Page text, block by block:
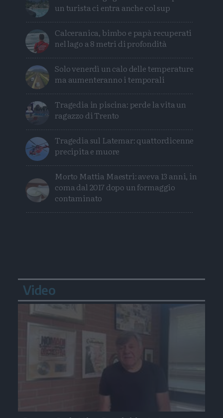
un turista ci entra anche col sup
Calceranica, bimbo e papà recuperati
nel lago a 8 metri di profondità
Solo venerdì un calo delle temperature
ma aumenteranno i temporali
Tragedia in piscina: perde la vita un
ragazzo di Trento
Tragedia sul Latemar: quattordicenne
precipita e muore
Morto Mattia Maestri: aveva 13 anni, in
coma dal 2017 dopo un formaggio
contaminato
Video